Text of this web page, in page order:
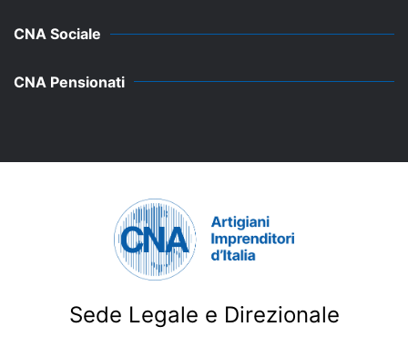
CNA Sociale
CNA Pensionati
Sede Legale e Direzionale